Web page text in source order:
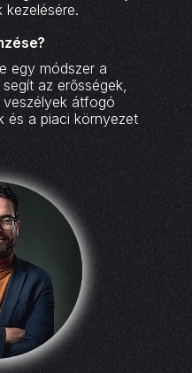
kezelésére.
egy módszer a
az erősségek,
veszélyek átfogó
és a piaci környezet